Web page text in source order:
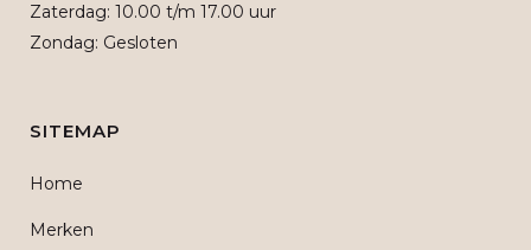
Zaterdag: 10.00 t/m 17.00 uur
Zondag: Gesloten
SITEMAP
Home
Merken